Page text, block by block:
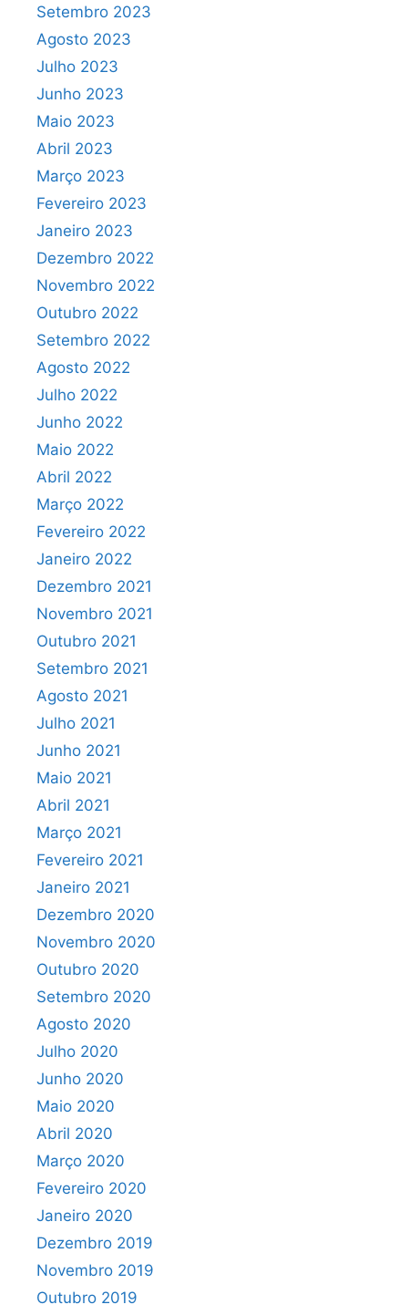
Setembro 2023
Agosto 2023
Julho 2023
Junho 2023
Maio 2023
Abril 2023
Março 2023
Fevereiro 2023
Janeiro 2023
Dezembro 2022
Novembro 2022
Outubro 2022
Setembro 2022
Agosto 2022
Julho 2022
Junho 2022
Maio 2022
Abril 2022
Março 2022
Fevereiro 2022
Janeiro 2022
Dezembro 2021
Novembro 2021
Outubro 2021
Setembro 2021
Agosto 2021
Julho 2021
Junho 2021
Maio 2021
Abril 2021
Março 2021
Fevereiro 2021
Janeiro 2021
Dezembro 2020
Novembro 2020
Outubro 2020
Setembro 2020
Agosto 2020
Julho 2020
Junho 2020
Maio 2020
Abril 2020
Março 2020
Fevereiro 2020
Janeiro 2020
Dezembro 2019
Novembro 2019
Outubro 2019